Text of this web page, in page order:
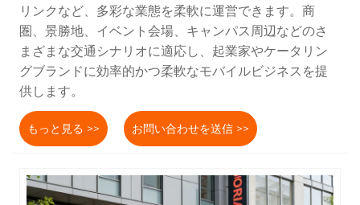
リンクなど、多彩な業態を柔軟に運営できます。商
圏、景勝地、イベント会場、キャンパス周辺などのさ
まざまな交通シナリオに適応し、起業家やケータリン
グブランドに効率的かつ柔軟なモバイルビジネスを提
供します。
もっと見る >> お問い合わせを送信 >>